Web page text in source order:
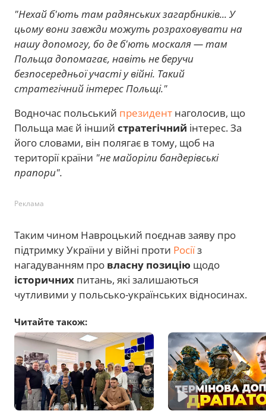
"Нехай б'ють там радянських загарбників... У
цьому вони завжди можуть розраховувати на
нашу допомогу, бо де б'ють москаля — там
Польща допомагає, навіть не беручи
безпосередньої участі у війні. Такий
стратегічний інтерес Польщі."
Водночас польський президент наголосив, що
Польща має й інший стратегічний інтерес. За
його словами, він полягає в тому, щоб на
території країни "не майоріли бандерівські
прапори".
Реклама
Таким чином Навроцький поєднав заяву про
підтримку України у війні проти Росіїз
нагадуванням про власну позицію щодо
історичних питань, які залишаються
чутливими у польсько-українських відносинах.
Читайте також: